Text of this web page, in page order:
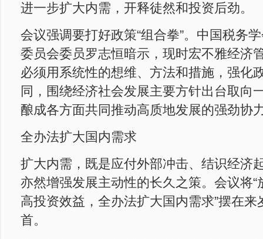
进一步扩大内需，开释徒然和投资后劲。
会议强调要打好政策“组合拳”。中国税务
委员会委员罗志恒暗示，现时宏不雅经济
必须用系统性的想维、方法和措施，强化
同，围绕经济社会发展主要方针出台取向
酿成各方面共同推动高质地发展的强劲协
全办法扩大国内需求
扩大内需，既是应付外部冲击、结识经济
亦然增强发展主动性的长久之策。会议将“
高投资效益，全办法扩大国内需求”摆在来
首。